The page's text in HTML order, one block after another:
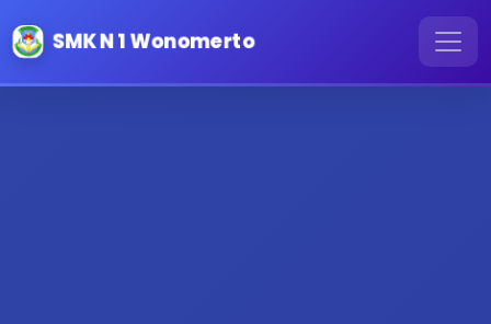
SMK N 1 Wonomerto